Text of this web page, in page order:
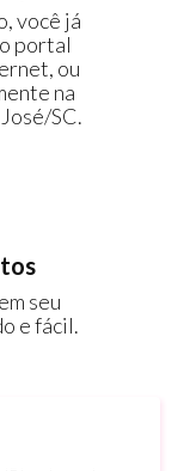
você já
portal
ou
na
SC.
seu
e fácil.